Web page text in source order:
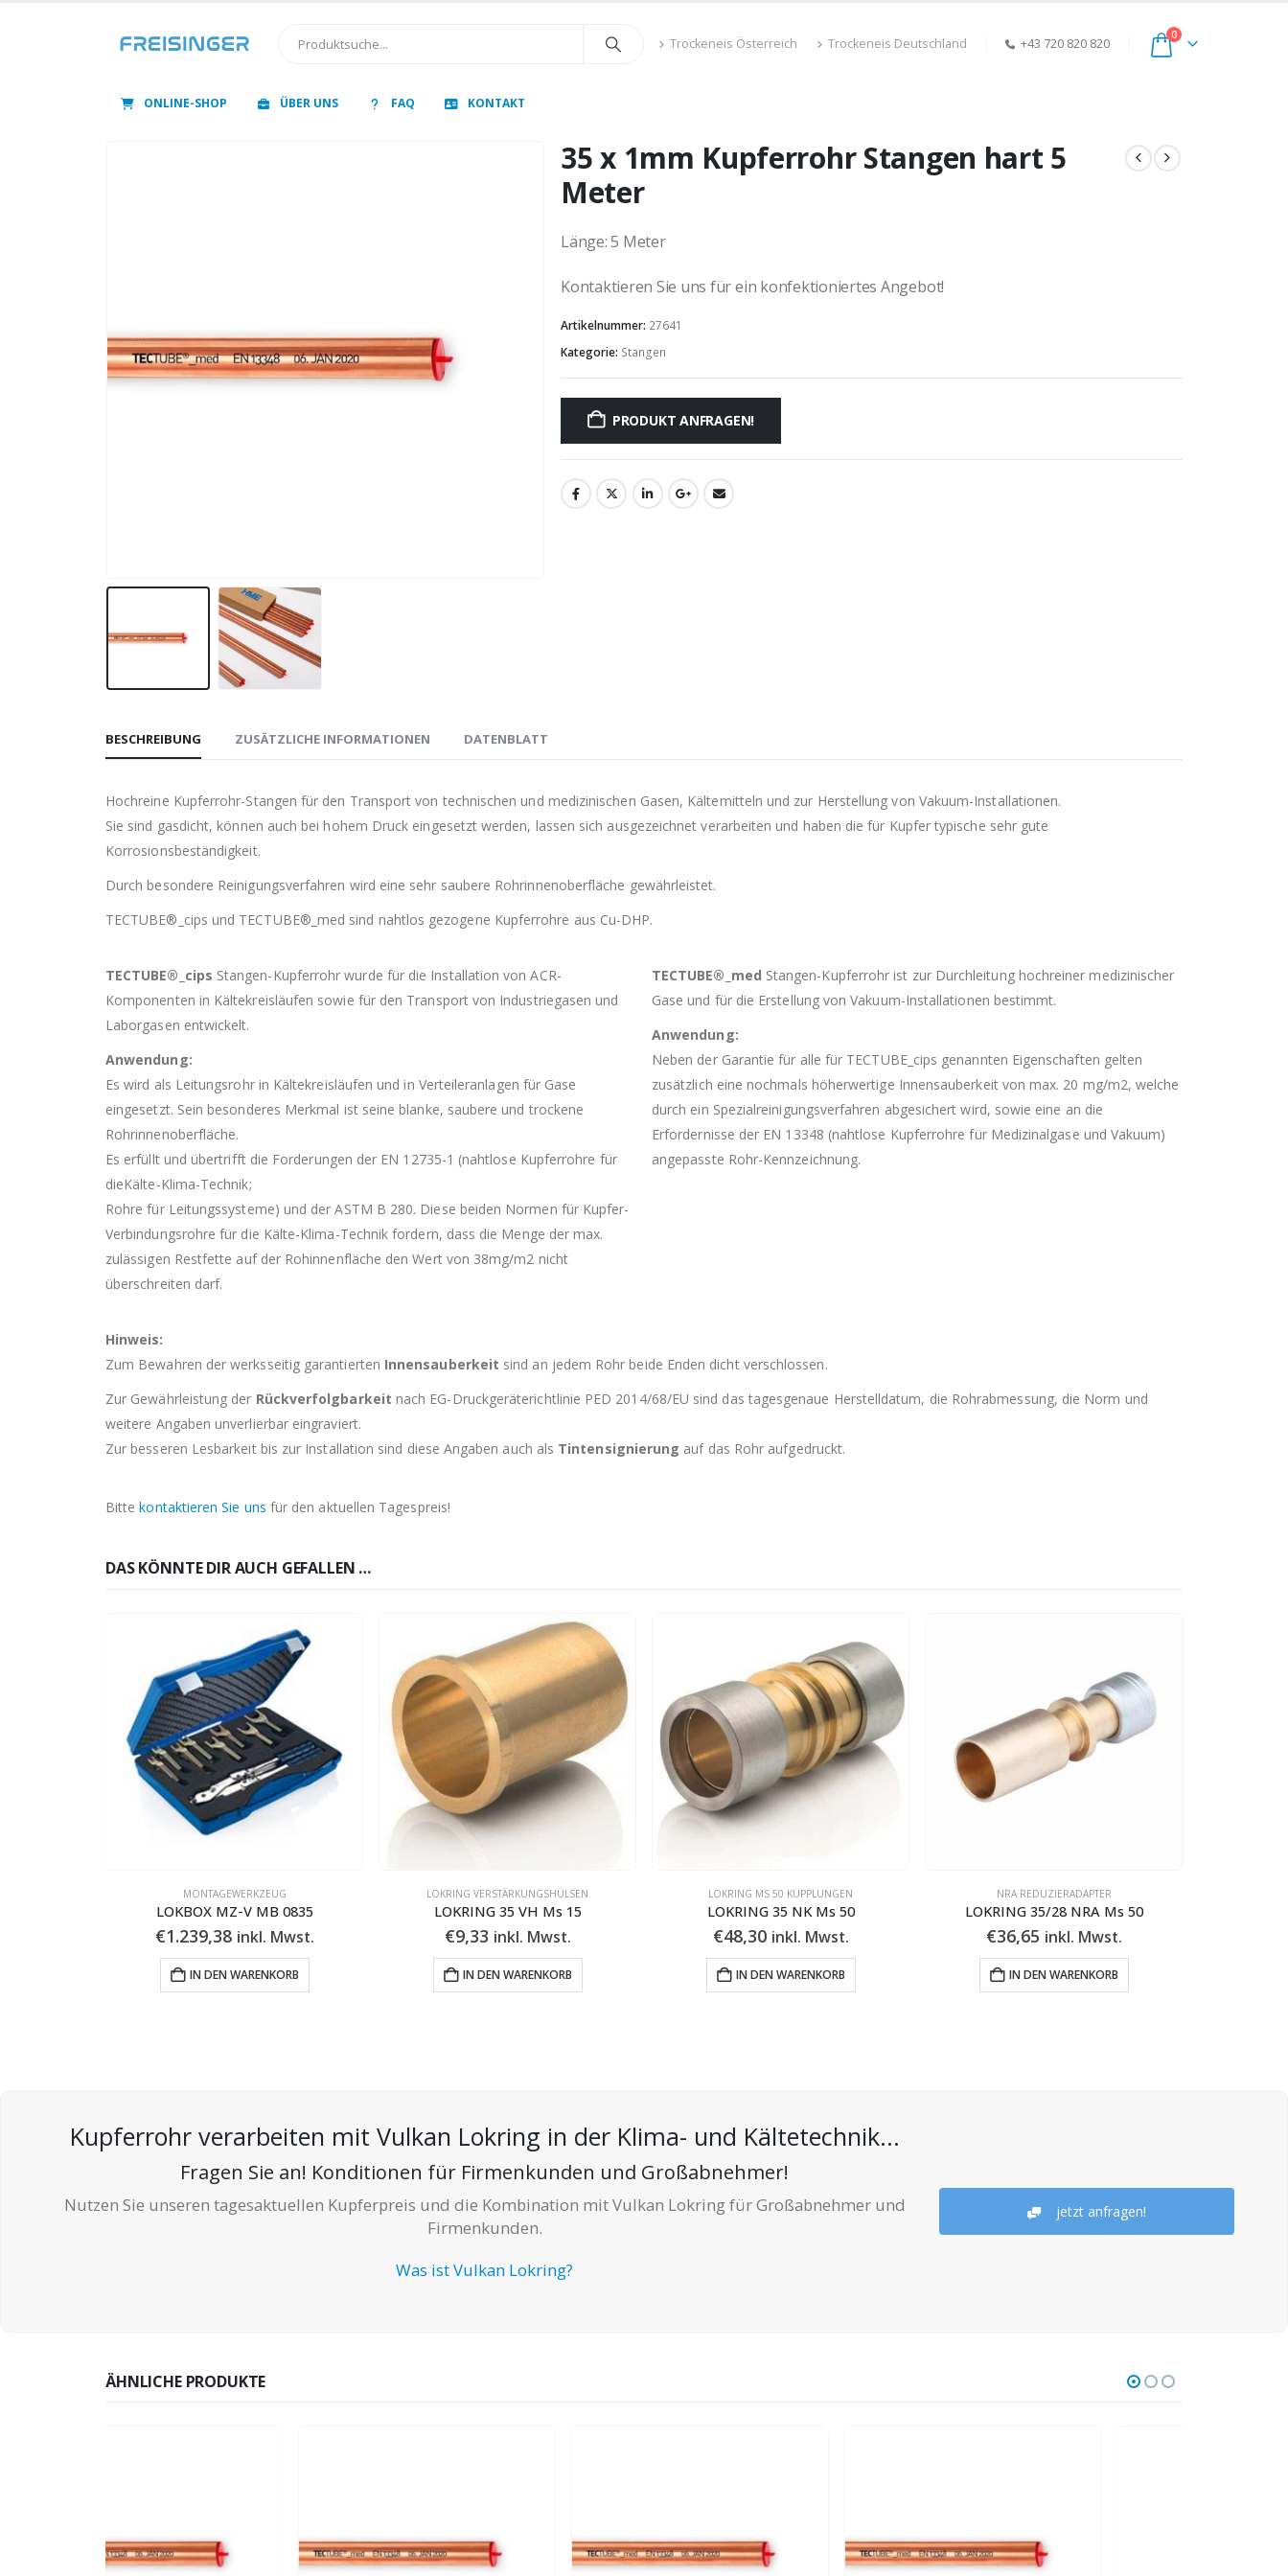
Trockeneis Österreich Trockeneis Deutschland +43 720 820 820
0
ONLINE-SHOP ÜBER UNS FAQ KONTAKT
35 x 1mm Kupferrohr Stangen hart 5
Meter
Länge: 5 Meter
Kontaktieren Sie uns für ein konfektioniertes Angebot!
Artikelnummer: 27641
Kategorie: Stangen
PRODUKT ANFRAGEN!
BESCHREIBUNG ZUSÄTZLICHE INFORMATIONEN DATENBLATT
Hochreine Kupferrohr-Stangen für den Transport von technischen und medizinischen Gasen, Kältemitteln und zur Herstellung von Vakuum-Installationen.
Sie sind gasdicht, können auch bei hohem Druck eingesetzt werden, lassen sich ausgezeichnet verarbeiten und haben die für Kupfer typische sehr gute
Korrosionsbeständigkeit.
Durch besondere Reinigungsverfahren wird eine sehr saubere Rohrinnenoberfläche gewährleistet.
TECTUBE®_cips und TECTUBE®_med sind nahtlos gezogene Kupferrohre aus Cu-DHP.
TECTUBE®_cips Stangen-Kupferrohr wurde für die Installation von ACR-
Komponenten in Kältekreisläufen sowie für den Transport von Industriegasen und
Laborgasen entwickelt.
Anwendung:
Es wird als Leitungsrohr in Kältekreisläufen und in Verteileranlagen für Gase
eingesetzt. Sein besonderes Merkmal ist seine blanke, saubere und trockene
Rohrinnenoberfläche.
Es erfüllt und übertrifft die Forderungen der EN 12735-1 (nahtlose Kupferrohre für
dieKälte-Klima-Technik;
Rohre für Leitungssysteme) und der ASTM B 280. Diese beiden Normen für Kupfer-
Verbindungsrohre für die Kälte-Klima-Technik fordern, dass die Menge der max.
zulässigen Restfette auf der Rohinnenfläche den Wert von 38mg/m2 nicht
überschreiten darf.
TECTUBE®_med Stangen-Kupferrohr ist zur Durchleitung hochreiner medizinischer
Gase und für die Erstellung von Vakuum-Installationen bestimmt.
Anwendung:
Neben der Garantie für alle für TECTUBE_cips genannten Eigenschaften gelten
zusätzlich eine nochmals höherwertige Innensauberkeit von max. 20 mg/m2, welche
durch ein Spezialreinigungsverfahren abgesichert wird, sowie eine an die
Erfordernisse der EN 13348 (nahtlose Kupferrohre für Medizinalgase und Vakuum)
angepasste Rohr-Kennzeichnung.
Hinweis:
Zum Bewahren der werksseitig garantierten Innensauberkeit sind an jedem Rohr beide Enden dicht verschlossen.
Zur Gewährleistung der Rückverfolgbarkeit nach EG-Druckgeräterichtlinie PED 2014/68/EU sind das tagesgenaue Herstelldatum, die Rohrabmessung, die Norm und
weitere Angaben unverlierbar eingraviert.
Zur besseren Lesbarkeit bis zur Installation sind diese Angaben auch als Tintensignierung auf das Rohr aufgedruckt.
Bittekontaktieren Sie uns für den aktuellen Tagespreis!
DAS KÖNNTE DIR AUCH GEFALLEN …
MONTAGEWERKZEUG
LOKBOX MZ-V MB 0835
€1.239,38 inkl. Mwst.
IN DEN WARENKORB
LOKRING VERSTÄRKUNGSHÜLSEN
LOKRING 35 VH Ms 15
€9,33 inkl. Mwst.
IN DEN WARENKORB
LOKRING MS 50 KUPPLUNGEN
LOKRING 35 NK Ms 50
€48,30 inkl. Mwst.
IN DEN WARENKORB
NRA REDUZIERADAPTER
LOKRING 35/28 NRA Ms 50
€36,65 inkl. Mwst.
IN DEN WARENKORB
Kupferrohr verarbeiten mit Vulkan Lokring in der Klima- und Kältetechnik...
Fragen Sie an! Konditionen für Firmenkunden und Großabnehmer!
Nutzen Sie unseren tagesaktuellen Kupferpreis und die Kombination mit Vulkan Lokring für Großabnehmer und
Firmenkunden.
Was ist Vulkan Lokring?
jetzt anfragen!
ÄHNLICHE PRODUKTE